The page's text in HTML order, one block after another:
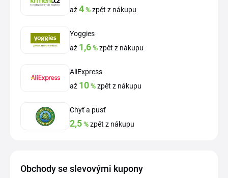
až4%zpět z nákupu
Yoggies
až 1,6%zpět z nákupu
AliExpress
až 10%zpět z nákupu
Chyť a pusť
2,5%zpět z nákupu
Obchody se slevovými kupony